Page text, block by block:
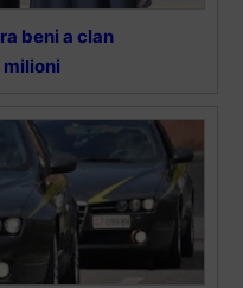
beni a clan
milioni